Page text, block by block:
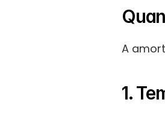
A
1.